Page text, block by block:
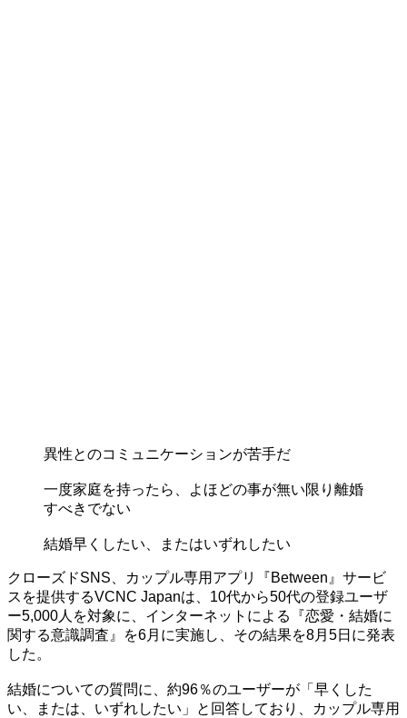
異性とのコミュニケーションが苦手だ
一度家庭を持ったら、よほどの事が無い限り離婚
すべきでない
結婚早くしたい、またはいずれしたい
クローズドSNS、カップル専用アプリ『Between』サービ
スを提供するVCNC Japanは、10代から50代の登録ユーザ
ー5,000人を対象に、インターネットによる『恋愛・結婚に
関する意識調査』を6月に実施し、その結果を8月5日に発表
した。
結婚についての質問に、約96％のユーザーが「早くした
い、または、いずれしたい」と回答しており、カップル専用